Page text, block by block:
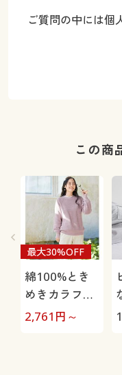
ご質問の中には個
この商
綿100%とき
めきカラフル
ニット
最大30%OFF
2,761 円～